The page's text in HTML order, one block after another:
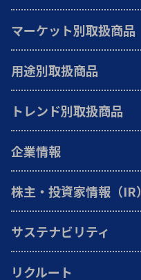
マーケット別取扱商品
用途別取扱商品
トレンド別取扱商品
企業情報
株主・投資家情報（IR）
サステナビリティ
リクルート